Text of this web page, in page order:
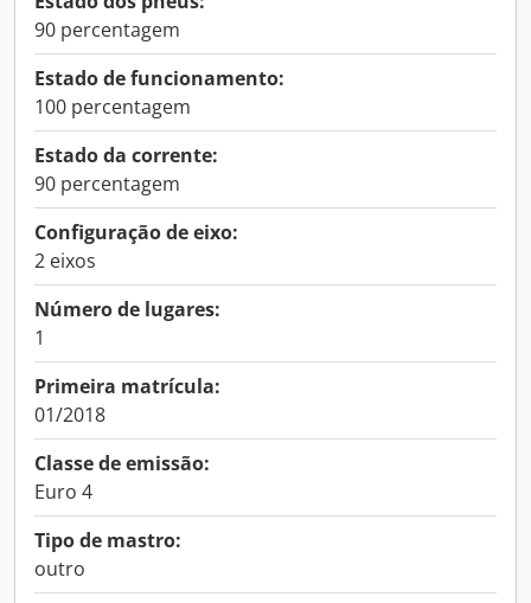
90 percentagem
Estado de funcionamento:
100 percentagem
Estado da corrente:
90 percentagem
Configuração de eixo:
2 eixos
Número de lugares:
1
Primeira matrícula:
01/2018
Classe de emissão:
Euro 4
Tipo de mastro:
outro